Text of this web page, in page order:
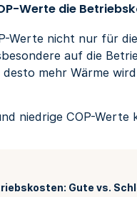
Werte die
Werte nicht nur für
auf die
mehr Wärme
niedrige COP-
Gute vs.